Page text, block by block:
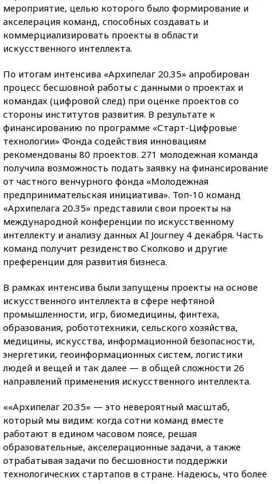
мероприятие, целью которого было формирование и
акселерация команд, способных создавать и
коммерциализировать проекты в области
искусственного интеллекта.
По итогам интенсива «Архипелаг 20.35» апробирован
процесс бесшовной работы с данными о проектах и
командах (цифровой след) при оценке проектов со
стороны институтов развития. В результате к
финансированию по программе «Старт-Цифровые
технологии» Фонда содействия инновациям
рекомендованы 80 проектов. 271 молодежная команда
получила возможность подать заявку на финансирование
от частного венчурного фонда «Молодежная
предпринимательская инициатива». Топ-10 команд
«Архипелага 20.35» представили свои проекты на
международной конференции по искусственному
интеллекту и анализу данных AI Journey 4 декабря. Часть
команд получит резиденство Сколково и другие
преференции для развития бизнеса.
В рамках интенсива были запущены проекты на основе
искусственного интеллекта в сфере нефтяной
промышленности, игр, биомедицины, финтеха,
образования, робототехники, сельского хозяйства,
медицины, искусства, информационной безопасности,
энергетики, геоинформационных систем, логистики
людей и вещей и так далее — в общей сложности 26
направлений применения искусственного интеллекта.
««Архипелаг 20.35» — это невероятный масштаб,
который мы видим: когда сотни команд вместе
работают в едином часовом поясе, решая
образовательные, акселерационные задачи, а также
отрабатывая задачи по бесшовности поддержки
технологических стартапов в стране. Надеюсь, что более